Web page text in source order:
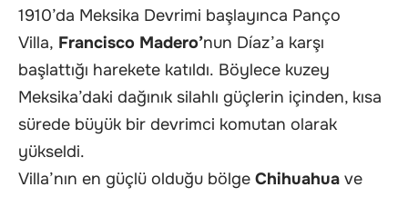
1910’da Meksika Devrimi başlayınca Panço
Villa, Francisco Madero’nun Díaz’a karşı
başlattığı harekete katıldı. Böylece kuzey
Meksika’daki dağınık silahlı güçlerin içinden, kısa
sürede büyük bir devrimci komutan olarak
yükseldi.
Villa’nın en güçlü olduğu bölge Chihuahua ve